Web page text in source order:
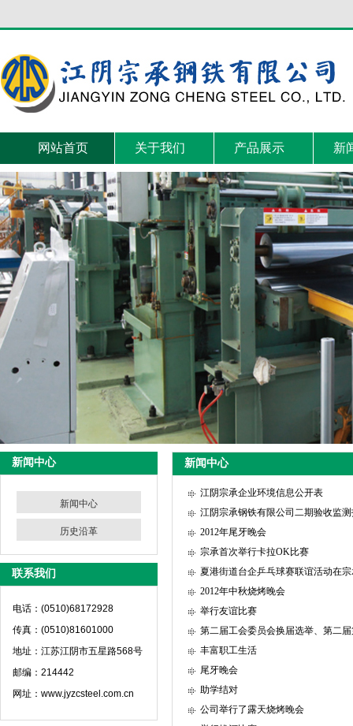
网站首页 关于我们 产品展示 新
新闻中心
新闻中心
历史沿革
联系我们
电话：(0510)68172928
传真：(0510)81601000
地址：江苏江阴市五星路568号
邮编：214442
网址：www.jyzcsteel.com.cn
新闻中心
江阴宗承企业环境信息公开表
江阴宗承钢铁有限公司二期验收监
2012年尾牙晚会
宗承首次举行卡拉OK比赛
夏港街道台企乒乓球赛联谊活动在
2012年中秋烧烤晚会
举行友谊比赛
第二届工会委员会换届选举、第二
丰富职工生活
尾牙晚会
助学结对
公司举行了露天烧烤晚会